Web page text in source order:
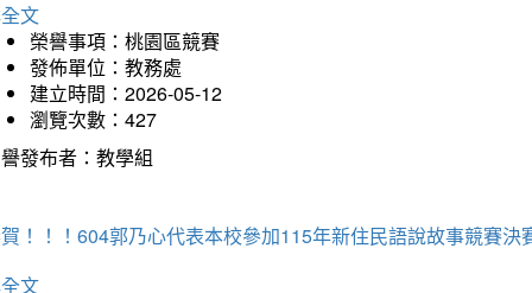
文
榮譽事項：桃園區競賽
發佈單位：教務處
建立時間：2026-05-12
瀏覽次數：427
發布者：教學組
！！！604郭乃心代表本校參加115年新住民語說故事競賽決
文